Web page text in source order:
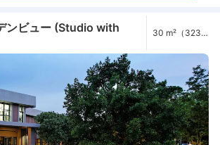
ンビュー (Studio with
30 m²（323